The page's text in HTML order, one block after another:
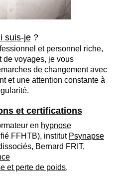
suis-je?
et personnel riche,
de voyages, je vous
de changement avec
et une attention constante à
et certifications
en hypnose
FFHTB), institut Psynapse
Bernard FRIT,
et perte de poids,